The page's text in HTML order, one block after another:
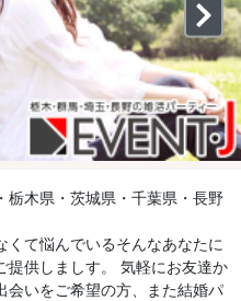
栃木県・茨城県・千葉県・長野
くて悩んでいるそんなあなたに
提供しましす。 気軽にお友達か
会いをご希望の方、また結婚パ